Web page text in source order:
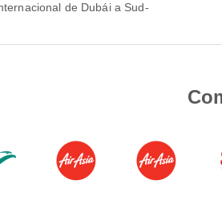
de Dubái a Sud-